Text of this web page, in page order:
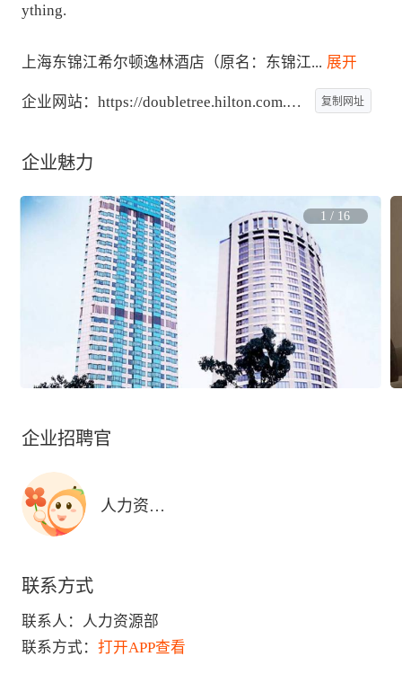
ything.
上海东锦江希尔顿逸林酒店（原名：东锦江... 展开
企业网站： https://doubletree.hilton.com.cn/zh-cn/hotel/
复制网址
企业魅力
1 / 16
企业招聘官
人力资源部
联系方式
联系人： 人力资源部
联系方式： 打开APP查看